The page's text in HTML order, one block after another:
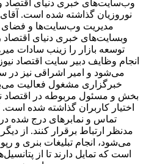
وب‌سایت‌های خبری دنیای اقتصاد
نوروزیان گذاشته شده است.
مدیریت وب‌سایت‌ها و فضای
وبسایت‌های خبری دنیای
توسعه بازار را زینب سادات
انجام وظایف دبیر سایت اقتصاد
می‌شود و امیر اشراقی نیز
خبرگزاری مشغول فعالیت
بخش و مسئول مربوطه در اقتصاد
اختیار کاربران گذاشته شده
تماس و نمابرهای درج شده
مدنظر ارتباط برقرار کنند. از
می‌شود، انجام تبلیغات بنری و
است که تمایل دارند تا از